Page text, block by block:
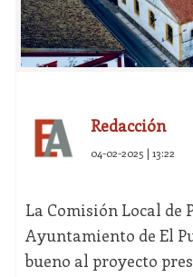
Redacción
04-02-2025 | 13:22
La Comisión Local
Ayuntamiento de El
bueno al proyecto